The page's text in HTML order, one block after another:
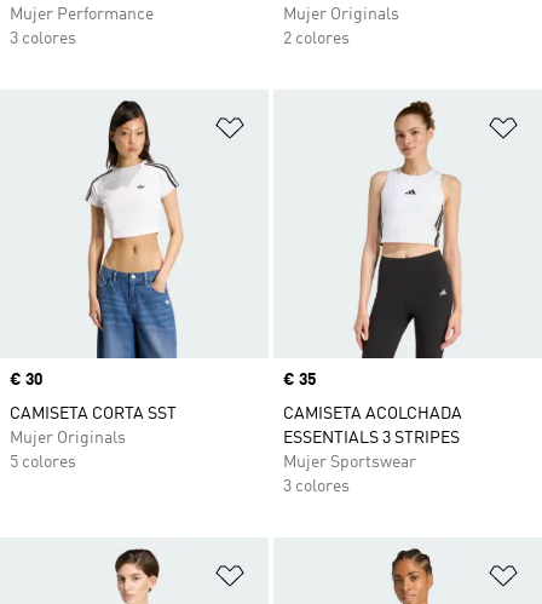
Mujer Performance
3 colores
Mujer Originals
2 colores
Añadir a la lista de deseos
Precio
€ 30
CAMISETA CORTA SST
Mujer Originals
5 colores
Precio
€ 35
CAMISETA ACOLCHADA
ESSENTIALS 3 STRIPES
Mujer Sportswear
3 colores
Añadir a la lista de deseos